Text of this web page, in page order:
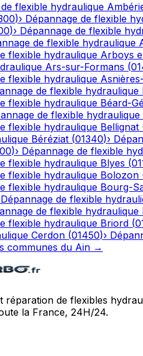
flexible hydraulique
)› Dépannage de flexible
)› Dépannage de flexible
de flexible hydraulique
flexible hydraulique Arboys
Ars-sur-Formans (
flexible hydraulique
de flexible hydraulique
flexible hydraulique Béard-
de flexible hydraulique
flexible hydraulique Bellignat
Béréziat (01340)›
)› Dépannage de flexible
flexible hydraulique Blyes (
flexible hydraulique Bolozon
flexible hydraulique Bourg-
Dépannage de flexible
de flexible hydraulique
flexible hydraulique Briord (
Cerdon (01450)›
communes du Ain →
réparation de flexibles
la France, 24H/24.